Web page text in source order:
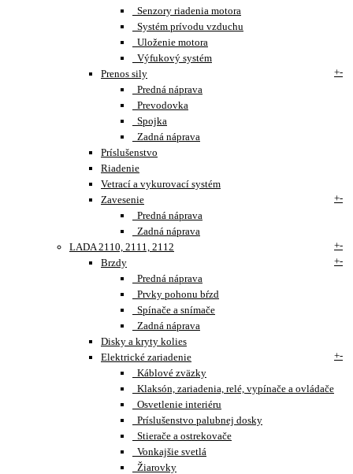
Senzory riadenia motora
Systém prívodu vzduchu
Uloženie motora
Výfukový systém
Prenos sily
+-
Predná náprava
Prevodovka
Spojka
Zadná náprava
Príslušenstvo
Riadenie
Vetrací a vykurovací systém
Zavesenie
+-
Predná náprava
Zadná náprava
LADA 2110, 2111, 2112
+-
Brzdy
+-
Predná náprava
Prvky pohonu bŕzd
Spínače a snímače
Zadná náprava
Disky a kryty kolies
Elektrické zariadenie
+-
Káblové zväzky
Klaksón, zariadenia, relé, vypínače a ovládače
Osvetlenie interiéru
Príslušenstvo palubnej dosky
Stierače a ostrekovače
Vonkajšie svetlá
Žiarovky